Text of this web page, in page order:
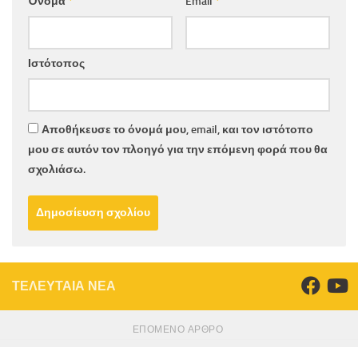
Ιστότοπος
Αποθήκευσε το όνομά μου, email, και τον ιστότοπο
μου σε αυτόν τον πλοηγό για την επόμενη φορά που θα
σχολιάσω.
ΤΕΛΕΥΤΑΙΑ ΝΕΑ
ΕΠΌΜΕΝΟ ΆΡΘΡΟ